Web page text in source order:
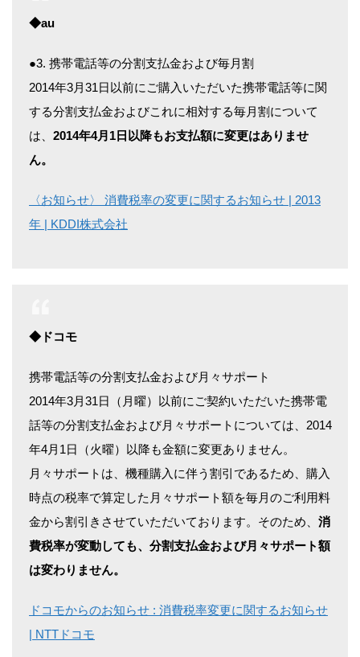
◆au
●3. 携帯電話等の分割支払金および毎月割
2014年3月31日以前にご購入いただいた携帯電話等に関
する分割支払金およびこれに相対する毎月割について
は、 2014年4月1日以降もお支払額に変更はありませ
ん。
〈お知らせ〉 消費税率の変更に関するお知らせ | 2013
年 | KDDI株式会社
◆ドコモ
携帯電話等の分割支払金および月々サポート
2014年3月31日（月曜）以前にご契約いただいた携帯電
話等の分割支払金および月々サポートについては、2014
年4月1日（火曜）以降も金額に変更ありません。
月々サポートは、機種購入に伴う割引であるため、購入
時点の税率で算定した月々サポート額を毎月のご利用料
金から割引きさせていただいております。そのため、 消
費税率が変動しても、分割支払金および月々サポート額
は変わりません。
ドコモからのお知らせ : 消費税率変更に関するお知らせ
| NTTドコモ